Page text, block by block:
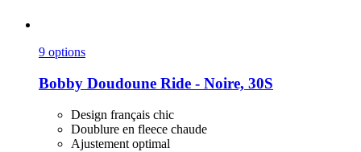
9 options
Bobby Doudoune Ride -​ Noire, 30S
Design français chic
Doublure en fleece chaude
Ajustement optimal